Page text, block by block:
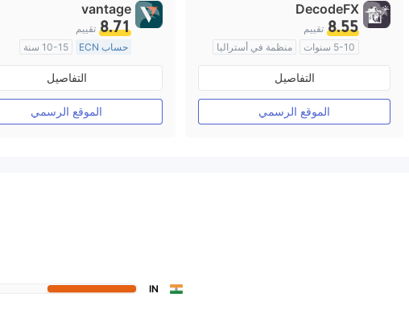
DecodeFX
8.55 تقييم
5-10 سنوات
منظمة في أستراليا
صناعة السوق (MM)
رخصة كاملة ميتاتريدر ٤
التفاصيل
الموقع الرسمي
vantage
8.71 تقييم
حساب ECN
10-15 سنة
منظمة في أستراليا
صناعة السوق (MM)
رخصة كاملة ميتاتريدر ٤
التفاصيل
الموقع الرسمي
IN